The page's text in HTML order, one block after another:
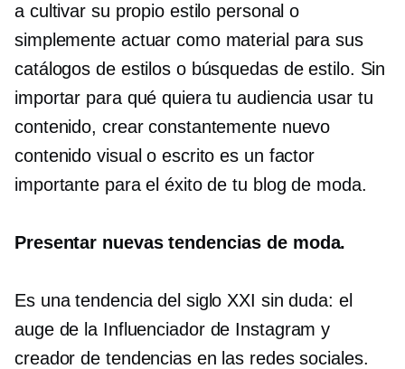
a cultivar su propio estilo personal o
simplemente actuar como material para sus
catálogos de estilos o búsquedas de estilo. Sin
importar para qué quiera tu audiencia usar tu
contenido, crear constantemente nuevo
contenido visual o escrito es un factor
importante para el éxito de tu blog de moda.
Presentar nuevas tendencias de moda.
Es una tendencia del siglo XXI sin duda: el
auge de la Influenciador de Instagram y
creador de tendencias en las redes sociales.